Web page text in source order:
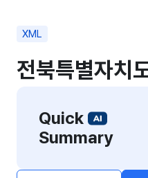
XML
전북특별자치
Quick
Summary